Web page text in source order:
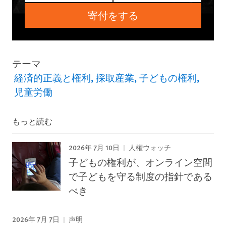
寄付をする
テーマ
経済的正義と権利 採取産業 子どもの権利
児童労働
もっと読む
2026年 7月 10日 人権ウォッチ
子どもの権利が、オンライン空間
で子どもを守る制度の指針である
べき
2026年 7月 7日 声明